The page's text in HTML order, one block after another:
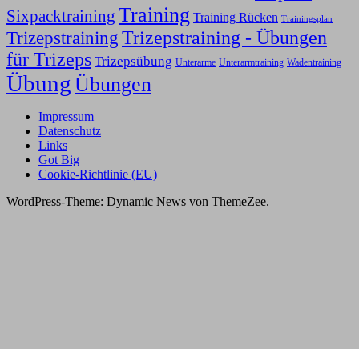
Sixpacktraining Training Training Rücken Trainingsplan
TrizepstrainingTrizepstraining - Übungen
für Trizeps Trizepsübung Unterarme Unterarmtraining Wadentraining
ÜbungÜbungen
Impressum
Datenschutz
Links
Got Big
Cookie-Richtlinie (EU)
WordPress-Theme: Dynamic News von ThemeZee.